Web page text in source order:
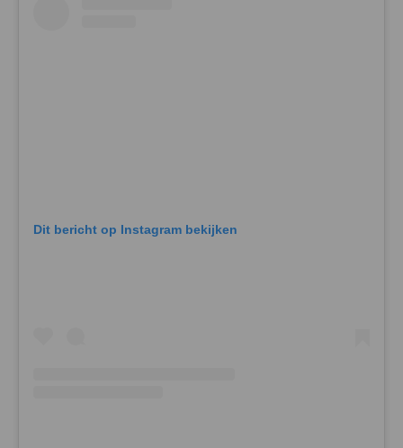
Dit bericht op Instagram bekijken